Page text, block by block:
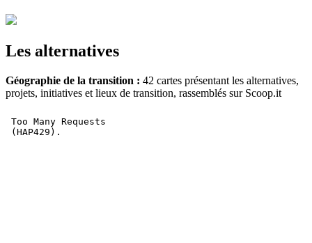
Les alternatives
Géographie de la transition : 42 cartes présentant les alternatives,
projets, initiatives et lieux de transition, rassemblés sur Scoop.it